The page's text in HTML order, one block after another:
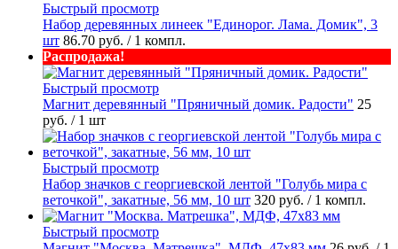
Быстрый просмотр
Набор деревянных линеек "Единорог. Лама. Домик", 3
шт 86.70 руб. / 1 компл.
Распродажа!
Быстрый просмотр
Магнит деревянный "Пряничный домик. Радости" 25
руб. / 1 шт
Быстрый просмотр
Набор значков с георгиевской лентой "Голубь мира с
веточкой", закатные, 56 мм, 10 шт 320 руб. / 1 компл.
Быстрый просмотр